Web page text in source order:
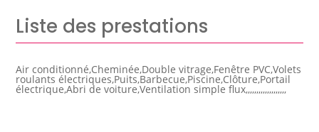
Liste des prestations
Air conditionné,Cheminée,Double vitrage,Fenêtre PVC,Volets
roulants électriques,Puits,Barbecue,Piscine,Clôture,Portail
électrique,Abri de voiture,Ventilation simple flux,,,,,,,,,,,,,,,,,,,